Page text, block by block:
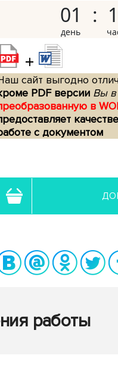
01
+
сайт выгодно
PDF версии Вы в
в
с документом
работы